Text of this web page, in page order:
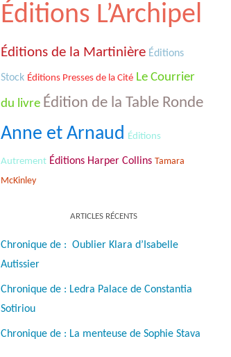
Éditions L’Archipel
Éditions de la Martinière Éditions
Stock Éditions Presses de la Cité Le Courrier
du livre Édition de la Table Ronde
Anne et Arnaud Éditions
Autrement Éditions Harper Collins Tamara
McKinley
ARTICLES RÉCENTS
Chronique de : Oublier Klara d’Isabelle
Autissier
Chronique de : Ledra Palace de Constantia
Sotiriou
Chronique de : La menteuse de Sophie Stava